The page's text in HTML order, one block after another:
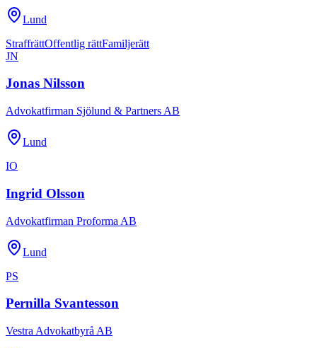
Lund
StraffrättOffentlig rättFamiljerätt
JN
Jonas Nilsson
Advokatfirman Sjölund & Partners AB
Lund
IO
Ingrid Olsson
Advokatfirman Proforma AB
Lund
PS
Pernilla Svantesson
Vestra Advokatbyrå AB